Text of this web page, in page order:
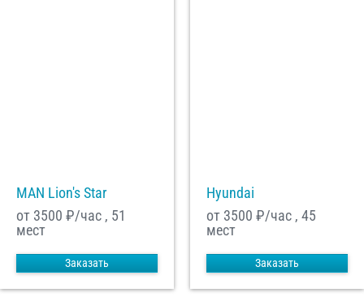
MAN Lion's Star
от 3500 ₽/час , 51
мест
Заказать
Hyundai
от 3500 ₽/час , 45
мест
Заказать